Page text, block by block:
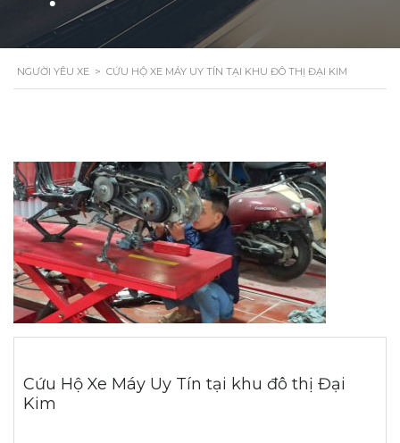
NGƯỜI YÊU XE > CỨU HỘ XE MÁY UY TÍN TẠI KHU ĐÔ THỊ ĐẠI KIM
Cứu Hộ Xe Máy Uy Tín tại khu đô thị Đại
Kim